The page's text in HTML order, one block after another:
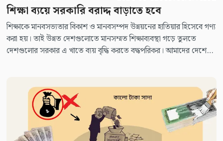
শিক্ষা ব্যয়ে সরকারি বরাদ্দ বাড়াতে হবে
শিক্ষাকে মানবসভ্যতার বিকাশ ও মানবসম্পদ উন্নয়নের হাতিয়ার হিসেবে গণ্য
করা হয়। তাই উন্নত দেশগুলোতে মানসম্মত শিক্ষাব্যবস্থা গড়ে তুলতে
দেশগুলোর সরকার এ খাতে ব্যয় বৃদ্ধি করতে বদ্ধপরিকর। আমাদের দেশের
বাজেটে কম বরাদ্দসহ নানামুখী সমস্যা ও সংকটের কারণে এখনো দেশের
শিক্ষাব্যবস্থায় কাঙ্ক্ষিত লক্ষ্য অর্জন সম্ভব হয়নি।